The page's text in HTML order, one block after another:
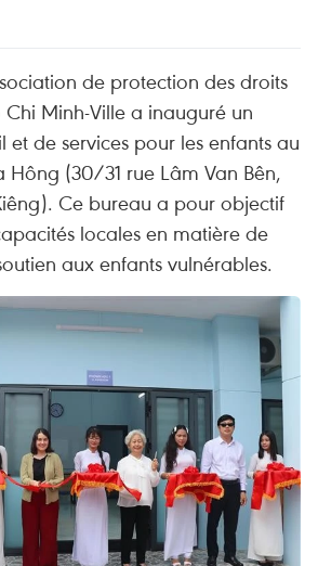
de protection des droits
Minh-Ville a inauguré un
et de services pour les enfants au
Hông (30/31 rue Lâm Van Bên,
Ce bureau a pour objectif
locales en matière de
aux enfants vulnérables.